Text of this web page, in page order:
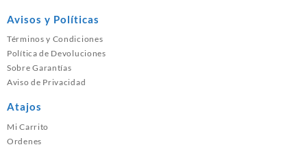
Avisos y Políticas
Términos y Condiciones
Política de Devoluciones
Sobre Garantías
Aviso de Privacidad
Atajos
Mi Carrito
Ordenes